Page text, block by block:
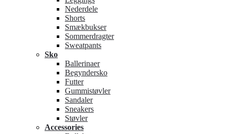
Nederdele
Shorts
Smækbukser
Sommerdragter
Sweatpants
Sko
Ballerinaer
Begyndersko
Futter
Gummistøvler
Sandaler
Sneakers
Støvler
Accessories